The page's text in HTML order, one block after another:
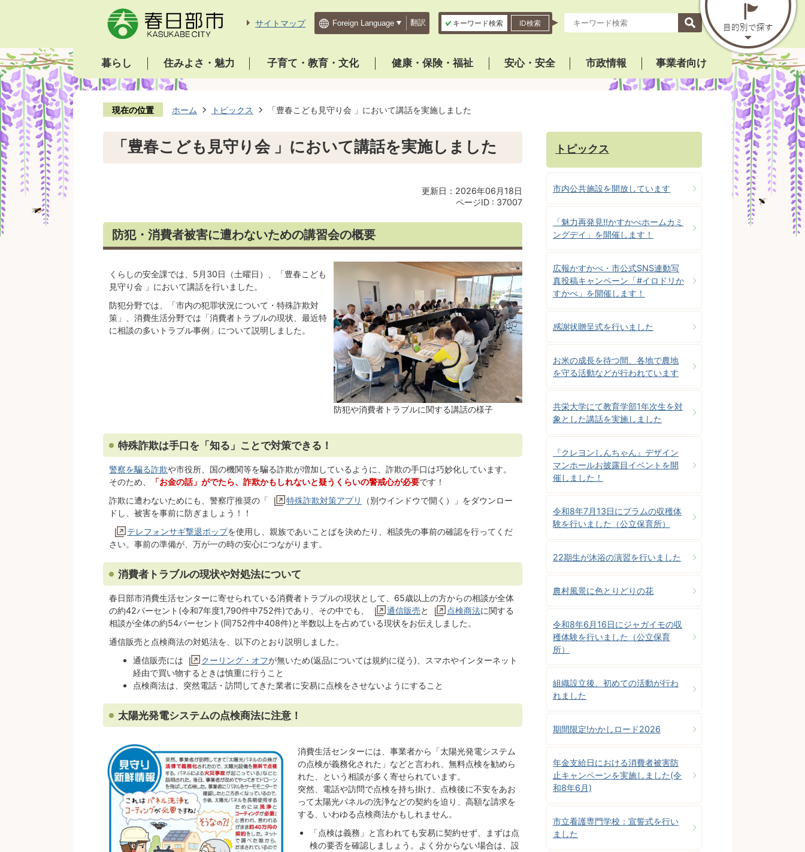
サイトマップ 翻訳 キーワード検索 ID検索
暮らし 住みよさ・魅力 子育て・教育・文化 健康・保険・福祉 安心・安全 市政情報 事業者向け
現在の位置 ホーム トピックス 「豊春こども見守り会 」において講話を実施しました
「豊春こども見守り会 」において講話を実施しました
更新日：2026年06月18日
ページID : 37007
防犯・消費者被害に遭わないための講習会の概要
防犯や消費者トラブルに関する講話の様子
くらしの安全課では、5月30日（土曜日）、「豊春こども
見守り会 」において講話を行いました。
防犯分野では、「市内の犯罪状況について・特殊詐欺対
策」、消費生活分野では「消費者トラブルの現状、最近特
に相談の多いトラブル事例」について説明しました。
特殊詐欺は手口を「知る」ことで対策できる！
警察を騙る詐欺や市役所、国の機関等を騙る詐欺が増加しているように、詐欺の手口は巧妙化しています。
そのため、
「お金の話」がでたら、詐欺かもしれないと疑うくらいの警戒心が必要です！
詐欺に遭わないためにも、警察庁推奨の「
特殊詐欺対策アプリ （別ウインドウで開く）
」をダウンロー
ドし、被害を事前に防ぎましょう！！
テレフォンサギ撃退ポップを使用し、親族であいことばを決めたり、相談先の事前の確認を行ってくだ
さい。事前の準備が、万が一の時の安心につながります。
消費者トラブルの現状や対処法について
春日部市消費生活センターに寄せられている消費者トラブルの現状として、65歳以上の方からの相談が全体
の約42パーセント(令和7年度1,790件中752件)であり、その中でも、
通信販売と 点検商法に関する
相談が全体の約54パーセント(同752件中408件)と半数以上を占めている現状をお伝えしました。
通信販売と点検商法の対処法を、以下のとおり説明しました。
通信販売には
クーリング・オフが無いため(返品については規約に従う)、スマホやインターネット
経由で買い物するときは慎重に行うこと
点検商法は、突然電話・訪問してきた業者に安易に点検をさせないようにすること
太陽光発電システムの点検商法に注意！
消費生活センターには、事業者から「太陽光発電システム
の点検が義務化された」などと言われ、無料点検を勧めら
れた、という相談が多く寄せられています。
突然、電話や訪問で点検を持ち掛け、点検後に不安をあお
って太陽光パネルの洗浄などの契約を迫り、高額な請求を
する、いわゆる点検商法かもしれません。
「点検は義務」と言われても安易に契約せず、まずは点
検の要否を確認しましょう。よく分からない場合は、設
トピックス
市内公共施設を開放しています
「魅力再発見!!かすかべホームカミ
ングデイ」を開催します！
広報かすかべ・市公式SNS連動写
真投稿キャンペーン「#イロドリか
すかべ」を開催します！
感謝状贈呈式を行いました
お米の成長を待つ間、各地で農地
を守る活動などが行われています
共栄大学にて教育学部1年次生を対
象とした講話を実施しました
『クレヨンしんちゃん』デザイン
マンホールお披露目イベントを開
催しました！
令和8年7月13日にプラムの収穫体
験を行いました（公立保育所）
22期生が沐浴の演習を行いました
農村風景に色とりどりの花
令和8年6月16日にジャガイモの収
穫体験を行いました（公立保育
所）
組織設立後、初めての活動が行わ
れました
期間限定!かかしロード2026
年金支給日における消費者被害防
止キャンペーンを実施しました(令
和8年6月)
市立看護専門学校：宣誓式を行い
ました